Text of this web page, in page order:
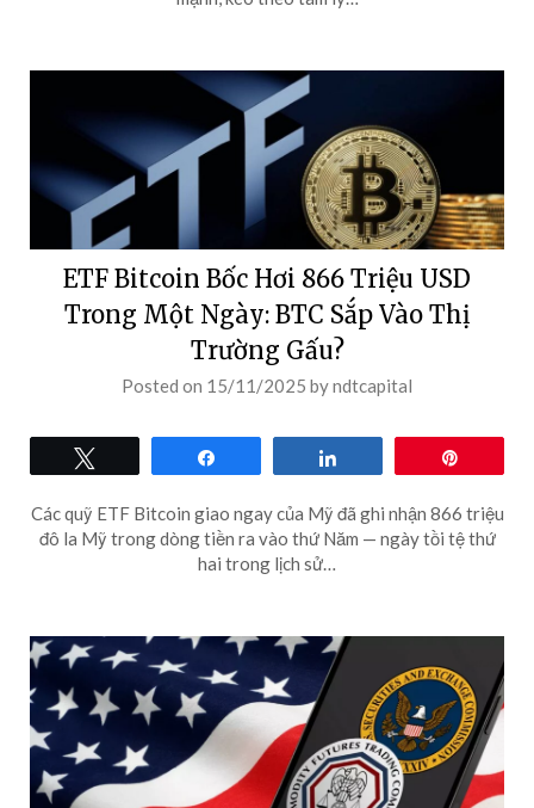
ETF Bitcoin Bốc Hơi 866 Triệu USD
Trong Một Ngày: BTC Sắp Vào Thị
Trường Gấu?
Posted on 15/11/2025 byndtcapital
Các quỹ ETF Bitcoin giao ngay của Mỹ đã ghi nhận 866 triệu
đô la Mỹ trong dòng tiền ra vào thứ Năm — ngày tồi tệ thứ
hai trong lịch sử…